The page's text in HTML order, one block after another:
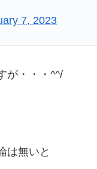
7, 2023
が・・・^^/
は無いと